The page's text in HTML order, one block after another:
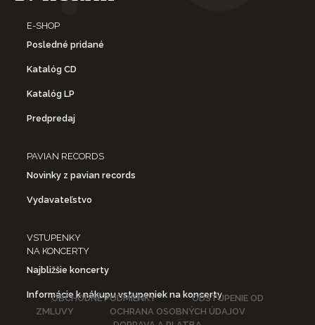
E-SHOP
Posledné pridané
Katalóg CD
Katalóg LP
Predpredaj
PAVIAN RECORDS
Novinky z pavian records
Vydavateľstvo
VSTUPENKY
NA KONCERTY
Najbližšie koncerty
Informácie k nákupu vstupeniek na koncerty
OBCHODNÉ PODMIENKY
ODSTÚPENIE OD
ZMLUVY
OCHRANA OSOBNÝCH ÚDAJOV